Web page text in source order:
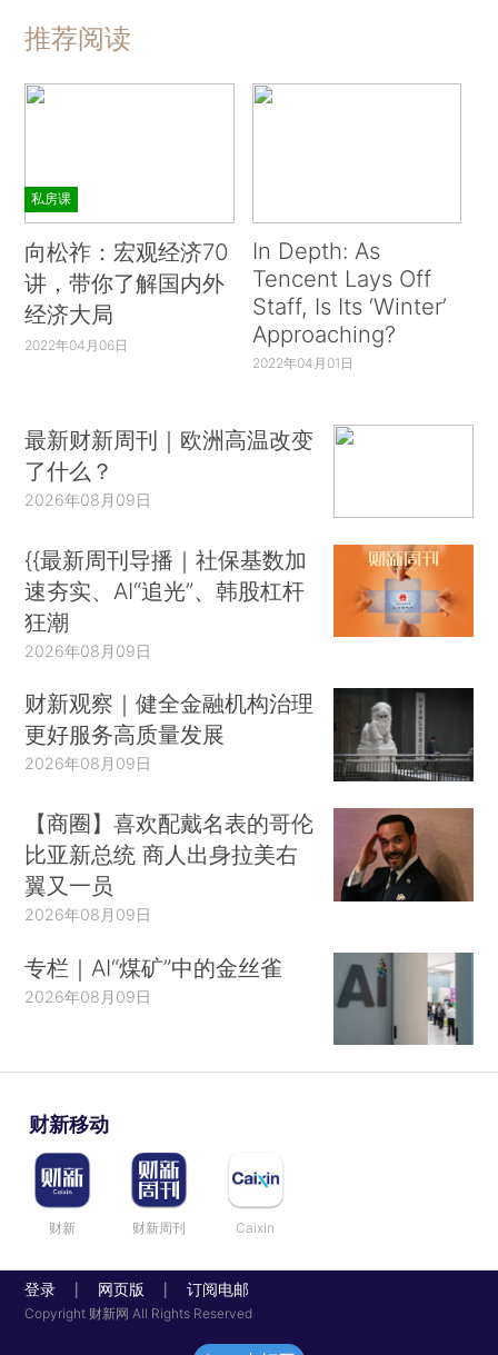
推荐阅读
私房课
向松祚：宏观经济70
讲，带你了解国内外
经济大局
2022年04月06日
In Depth: As
Tencent Lays Off
Staff, Is Its ‘Winter’
Approaching?
2022年04月01日
最新财新周刊｜欧洲高温改变
了什么？
2026年08月09日
{{最新周刊导播｜社保基数加
速夯实、AI“追光”、韩股杠杆
狂潮
2026年08月09日
财新观察｜健全金融机构治理
更好服务高质量发展
2026年08月09日
【商圈】喜欢配戴名表的哥伦
比亚新总统 商人出身拉美右
翼又一员
2026年08月09日
专栏｜AI“煤矿”中的金丝雀
2026年08月09日
财新移动
财新 财新周刊 Caixin
登录 网页版 订阅电邮
Copyright 财新网 All Rights Reserved